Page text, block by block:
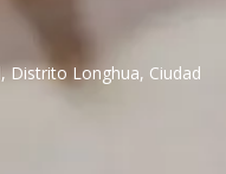
Distrito Longhua, Ciudad